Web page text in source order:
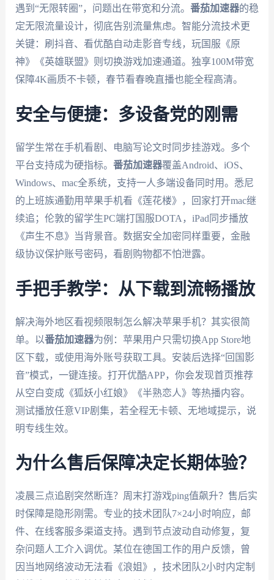
遇到“无限转圈”，问题出在带宽和分流。 番茄加速器的稳
定无限流量设计，彻底告别流量焦虑。智能分流技术更
关键：刷抖音、看优酷自动走影音专线，玩国服《原
神》《英雄联盟》则切换游戏加速通道。独享100M带宽
保障4K画质不卡顿，春节看春晚直播也能全程高清。
安全与便捷：多设备党的刚需
留学生常在手机看剧、电脑写论文时同步挂游戏。多个
平台支持成为硬指标。 番茄加速器覆盖Android、iOS、
Windows、mac全系统，支持一人多端设备同时用。悉尼
的上班族通勤用苹果手机看《莲花楼》，回家打开mac继
续追；伦敦的留学生PC端打国服DOTA，iPad同步播放
《声生不息》当背景音。数据安全加密同样重要，金融
级协议保护账号密码，看剧购物都不怕泄露。
手把手教学：从下载到流畅播放
解决海外地区看视频限制怎么解决苹果手机？其实很简
单。以番茄加速器为例：苹果用户只需切换App Store地
区下载，或使用海外账号获取工具。安装后选择“回国影
音”模式，一键连接。打开优酷APP，你会发现首页推荐
从空白变成《狐妖小红娘》《半熟恋人》等热播内容。
测试播放任意VIP剧集，若全程无卡顿、无地域提示，说
明专线生效。
为什么售后保障决定长期体验？
凌晨三点追剧突然断连？周末打游戏ping值飙升？售后实
时保障是隐形刚需。专业的技术团队7×24小时响应，邮
件、在线客服多渠道支持。遇到节点波动自动修复，复
杂问题人工介入调优。某位在德国工作的用户反馈，曾
因当地网络波动无法看《浪姐》，技术团队2小时内定制